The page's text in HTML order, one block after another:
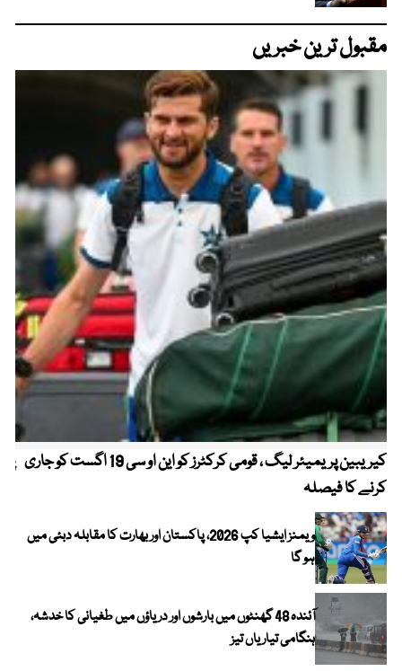
مقبول ترین خبریں
کیریبین پریمیئر لیگ ، قومی کرکٹرز کو این او سی 19 اگست کو جاری
کرنے کا فیصلہ
ویمنز ایشیا کپ 2026، پاکستان اور بھارت کا مقابلہ دبئی میں
ہو گا
آئندہ 48 گھنٹوں میں بارشوں اور دریاؤں میں طغیانی کا خدشہ،
ہنگامی تیاریاں تیز